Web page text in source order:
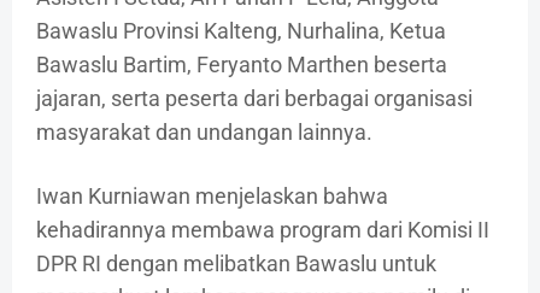
Bawaslu Provinsi Kalteng, Nurhalina, Ketua
Bawaslu Bartim, Feryanto Marthen beserta
jajaran, serta peserta dari berbagai organisasi
masyarakat dan undangan lainnya.
Iwan Kurniawan menjelaskan bahwa
kehadirannya membawa program dari Komisi II
DPR RI dengan melibatkan Bawaslu untuk